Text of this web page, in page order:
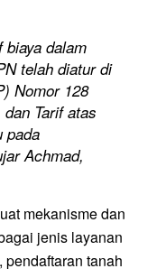
biaya dalam
telah diatur di
Nomor 128
Tarif atas
pada
Achmad,
mekanisme dan
jenis layanan
tanah